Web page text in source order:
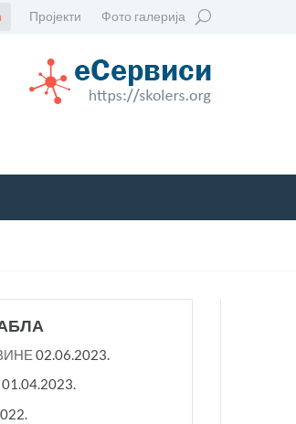
Пројекти Фото галерија
02.06.2023.
01.04.2023.